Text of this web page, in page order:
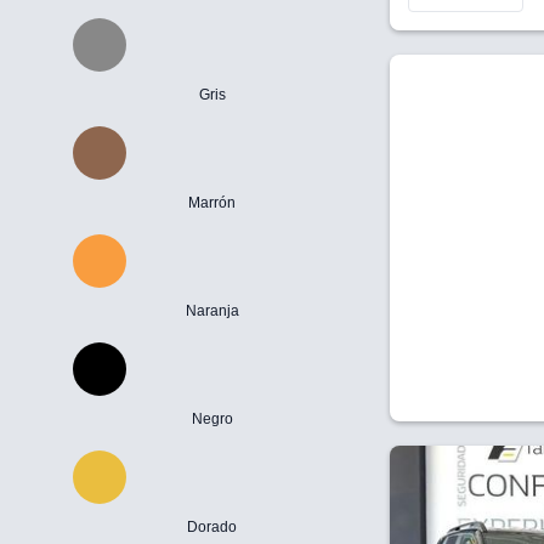
Gris
Marrón
Naranja
Negro
Dorado